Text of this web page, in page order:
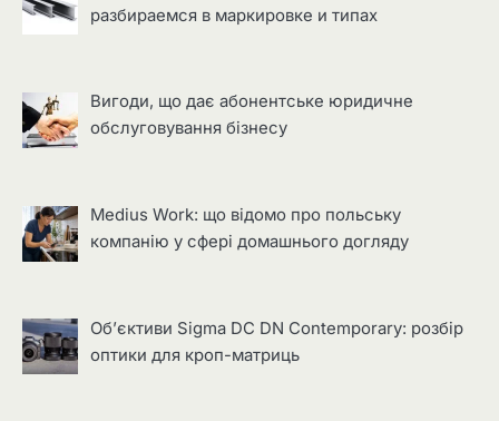
разбираемся в маркировке и типах
Вигоди, що дає абонентське юридичне
обслуговування бізнесу
Medius Work: що відомо про польську
компанію у сфері домашнього догляду
Об’єктиви Sigma DC DN Contemporary: розбір
оптики для кроп-матриць